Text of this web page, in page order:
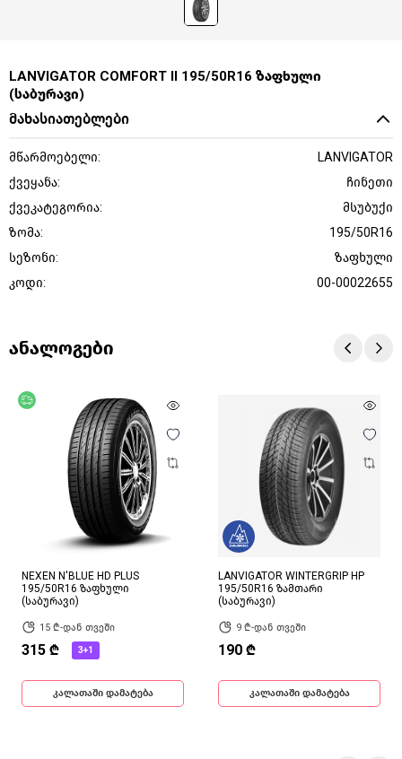
LANVIGATOR COMFORT II 195/50R16 ზაფხული
(საბურავი)
მახასიათებლები
მწარმოებელი:
LANVIGATOR
ქვეყანა:
ჩინეთი
ქვეკატეგორია:
მსუბუქი
ზომა:
195/50R16
სეზონი:
ზაფხული
კოდი:
00-00022655
ანალოგები
უფასო მიწოდება
NEXEN N'BLUE HD PLUS
195/50R16 ზაფხული
(საბურავი)
15 ₾-დან თვეში
315 ₾ 3+1
კალათაში დამატება
LANVIGATOR WINTERGRIP HP
195/50R16 ზამთარი
(საბურავი)
9 ₾-დან თვეში
190 ₾
კალათაში დამატება